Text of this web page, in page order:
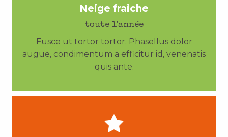
Neige fraiche
toute l'année
Fusce ut tortor tortor. Phasellus dolor
augue, condimentum a efficitur id, venenatis
quis ante.